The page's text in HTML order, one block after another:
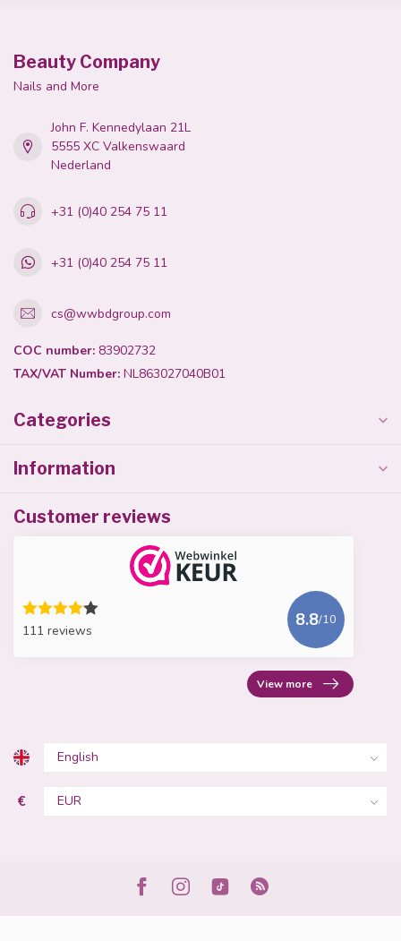
Beauty Company
Nails and More
John F. Kennedylaan 21L
5555 XC Valkenswaard
Nederland
+31 (0)40 254 75 11
+31 (0)40 254 75 11
cs@wwbdgroup.com
COC number: 83902732
TAX/VAT Number: NL863027040B01
Categories
Information
Customer reviews
111 reviews
8.8/10
View more
€